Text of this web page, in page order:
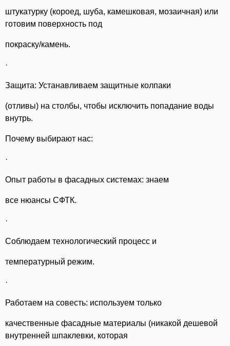
штукатурку (короед, шуба, камешковая, мозаичная) или
готовим поверхность под
покраску/камень.
·
Защита: Устанавливаем защитные колпаки
(отливы) на столбы, чтобы исключить попадание воды
внутрь.
Почему выбирают нас:
·
Опыт работы в фасадных системах: знаем
все нюансы СФТК.
·
Соблюдаем технологический процесс и
температурный режим.
·
Работаем на совесть: используем только
качественные фасадные материалы (никакой дешевой
внутренней шпаклевки, которая